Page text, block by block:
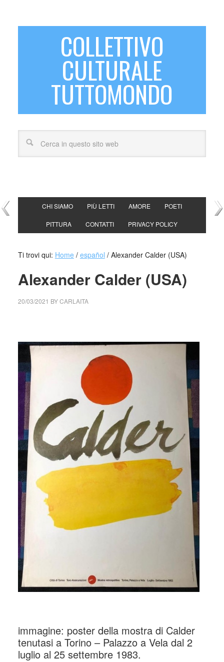
COLLETTIVO
CULTURALE
TUTTOMONDO
CHI SIAMO PIÙ LETTI AMORE POETI
PITTURA CONTATTI PRIVACY POLICY
Ti trovi qui: Home / español /Alexander Calder (USA)
Alexander Calder (USA)
20/03/2021 BYCARLAITA
immagine: poster della mostra di Calder
tenutasi a Torino – Palazzo a Vela dal 2
luglio al 25 settembre 1983.